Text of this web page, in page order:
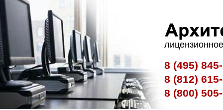
8 (495)
8 (812)
8 (800)